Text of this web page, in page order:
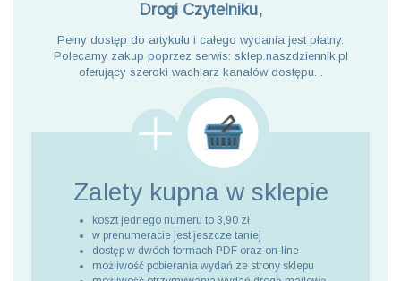
Drogi Czytelniku,
Pełny dostęp do artykułu i całego wydania jest płatny.
Polecamy zakup poprzez serwis: sklep.naszdziennik.pl
oferujący szeroki wachlarz kanałów dostępu. .
Zalety kupna w sklepie
koszt jednego numeru to 3,90 zł
w prenumeracie jest jeszcze taniej
dostęp w dwóch formach PDF oraz on-line
możliwość pobierania wydań ze strony sklepu